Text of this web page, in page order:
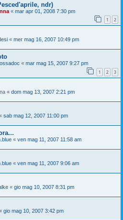
ndr)
« mar apr 01, 2008 7:30 pm
1 2
« mer mag 16, 2007 10:49 pm
« mar mag 15, 2007 9:27 pm
1 2 3
« dom mag 13, 2007 2:21 pm
sab mag 12, 2007 11:00 pm
« ven mag 11, 2007 11:58 am
« ven mag 11, 2007 9:06 am
« gio mag 10, 2007 8:31 pm
gio mag 10, 2007 3:42 pm